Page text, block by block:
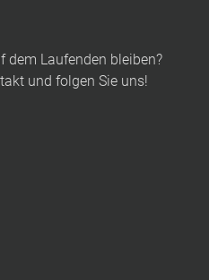
dem Laufenden bleiben?
und folgen Sie uns!